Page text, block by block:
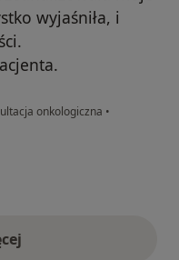
wyjaśniła, i
onkologiczna •
powyżej